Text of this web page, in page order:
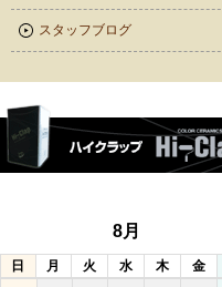
スタッフブログ
8月
日 月 火 水 木 金